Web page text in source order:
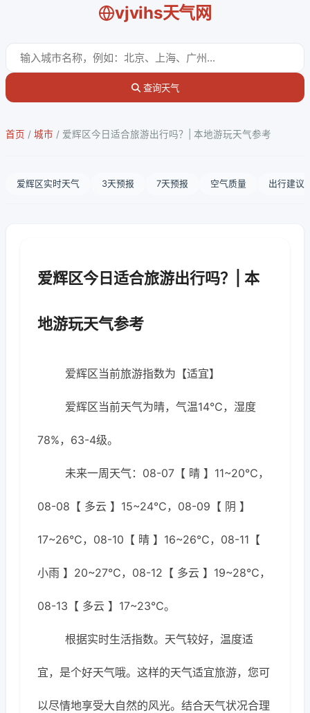
vjvihs天气网
查询天气
首页 / 城市 / 爱辉区今日适合旅游出行吗？| 本地游玩天气参考
爱辉区实时天气 3天预报 7天预报 空气质量 出行建议
爱辉区今日适合旅游出行吗？| 本
地游玩天气参考
爱辉区当前旅游指数为【适宜】
爱辉区当前天气为晴，气温14℃，湿度
78%，63-4级。
未来一周天气：08-07【 晴 】11~20℃，
08-08【 多云 】15~24℃，08-09【 阴 】
17~26℃，08-10【 晴 】16~26℃，08-11【
小雨 】20~27℃，08-12【 多云 】19~28℃，
08-13【 多云 】17~23℃。
根据实时生活指数。天气较好，温度适
宜，是个好天气哦。这样的天气适宜旅游，您可
以尽情地享受大自然的风光。结合天气状况合理